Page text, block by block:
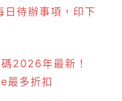
日待辦事項，印下
2026年最新！
最多折扣